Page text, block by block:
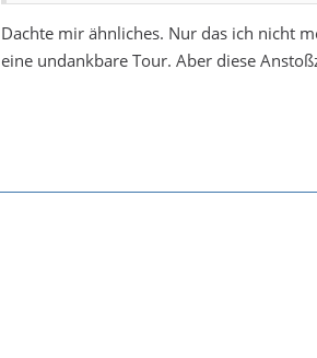
Dachte mir ähnliches. Nur das ich nicht
eine undankbare Tour. Aber diese